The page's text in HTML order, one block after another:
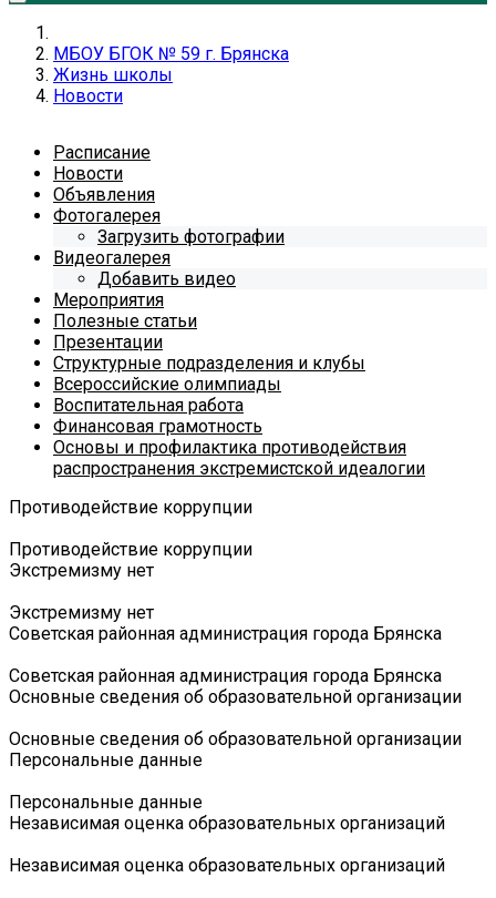
МБОУ БГОК № 59 г. Брянска
Жизнь школы
Новости
Расписание
Новости
Объявления
Фотогалерея
Загрузить фотографии
Видеогалерея
Добавить видео
Мероприятия
Полезные статьи
Презентации
Структурные подразделения и клубы
Всероссийские олимпиады
Воспитательная работа
Финансовая грамотность
Основы и профилактика противодействия
распространения экстремистской идеалогии
Противодействие коррупции
Противодействие коррупции
Экстремизму нет
Экстремизму нет
Советская районная администрация города Брянска
Советская районная администрация города Брянска
Основные сведения об образовательной организации
Основные сведения об образовательной организации
Персональные данные
Персональные данные
Независимая оценка образовательных организаций
Независимая оценка образовательных организаций